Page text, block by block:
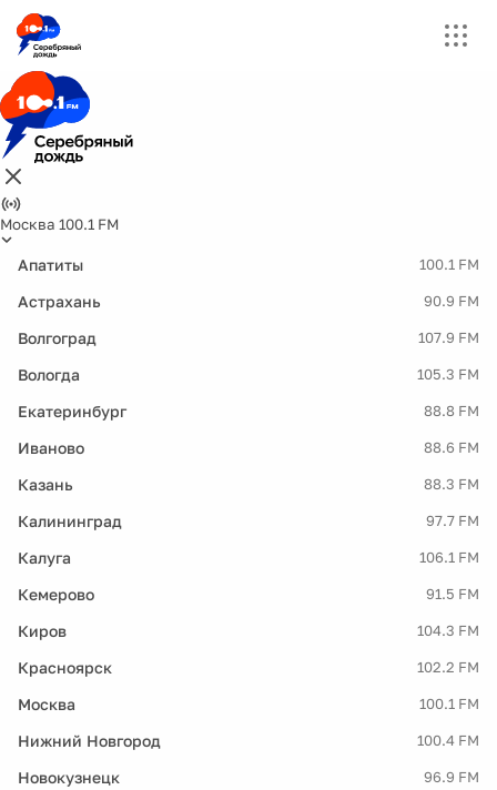
Москва 100.1 FM
Апатиты 100.1 FM
Астрахань 90.9 FM
Волгоград 107.9 FM
Вологда 105.3 FM
Екатеринбург 88.8 FM
Иваново 88.6 FM
Казань 88.3 FM
Калининград 97.7 FM
Калуга 106.1 FM
Кемерово 91.5 FM
Киров 104.3 FM
Красноярск 102.2 FM
Москва 100.1 FM
Нижний Новгород 100.4 FM
Новокузнецк 96.9 FM